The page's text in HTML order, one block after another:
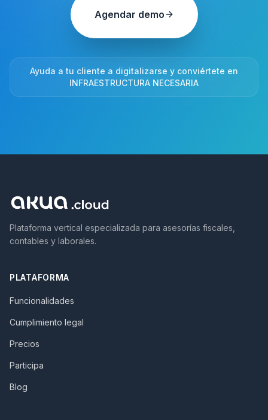
Agendar demo
Ayuda a tu cliente a digitalizarse y conviértete en
INFRAESTRUCTURA NECESARIA
Plataforma vertical especializada para asesorías fiscales,
contables y laborales.
PLATAFORMA
Funcionalidades
Cumplimiento legal
Precios
Participa
Blog